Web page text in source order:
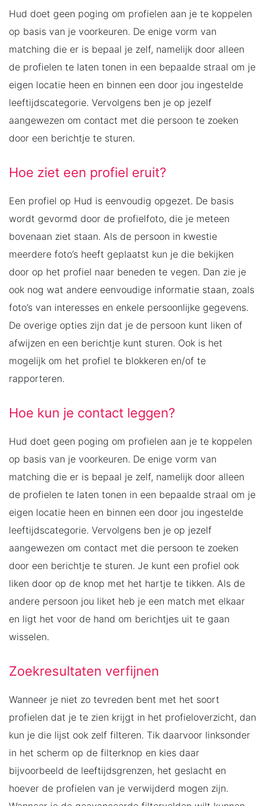
Hud doet geen poging om profielen aan je te koppelen
op basis van je voorkeuren. De enige vorm van
matching die er is bepaal je zelf, namelijk door alleen
de profielen te laten tonen in een bepaalde straal om je
eigen locatie heen en binnen een door jou ingestelde
leeftijdscategorie. Vervolgens ben je op jezelf
aangewezen om contact met die persoon te zoeken
door een berichtje te sturen.
Hoe ziet een profiel eruit?
Een profiel op Hud is eenvoudig opgezet. De basis
wordt gevormd door de profielfoto, die je meteen
bovenaan ziet staan. Als de persoon in kwestie
meerdere foto’s heeft geplaatst kun je die bekijken
door op het profiel naar beneden te vegen. Dan zie je
ook nog wat andere eenvoudige informatie staan, zoals
foto’s van interesses en enkele persoonlijke gegevens.
De overige opties zijn dat je de persoon kunt liken of
afwijzen en een berichtje kunt sturen. Ook is het
mogelijk om het profiel te blokkeren en/of te
rapporteren.
Hoe kun je contact leggen?
Hud doet geen poging om profielen aan je te koppelen
op basis van je voorkeuren. De enige vorm van
matching die er is bepaal je zelf, namelijk door alleen
de profielen te laten tonen in een bepaalde straal om je
eigen locatie heen en binnen een door jou ingestelde
leeftijdscategorie. Vervolgens ben je op jezelf
aangewezen om contact met die persoon te zoeken
door een berichtje te sturen. Je kunt een profiel ook
liken door op de knop met het hartje te tikken. Als de
andere persoon jou liket heb je een match met elkaar
en ligt het voor de hand om berichtjes uit te gaan
wisselen.
Zoekresultaten verfijnen
Wanneer je niet zo tevreden bent met het soort
profielen dat je te zien krijgt in het profieloverzicht, dan
kun je die lijst ook zelf filteren. Tik daarvoor linksonder
in het scherm op de filterknop en kies daar
bijvoorbeeld de leeftijdsgrenzen, het geslacht en
hoever de profielen van je verwijderd mogen zijn.